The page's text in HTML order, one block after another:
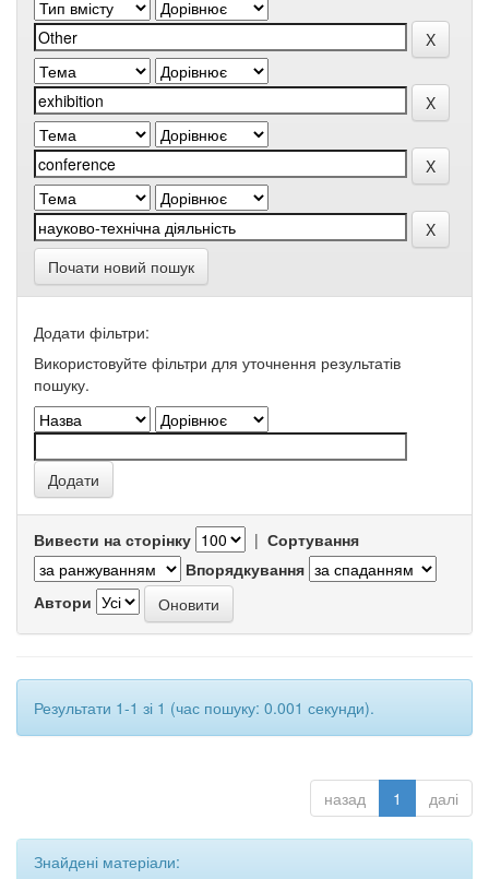
Почати новий пошук
Додати фільтри:
Використовуйте фільтри для уточнення результатів
пошуку.
Вивести на сторінку | Сортування
Впорядкування
Автори
Результати 1-1 зі 1 (час пошуку: 0.001 секунди).
назад 1 далі
Знайдені матеріали: